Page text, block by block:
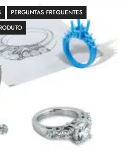
PERGUNTAS FREQUENTES